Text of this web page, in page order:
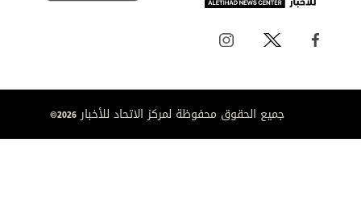
جميع الحقوق محفوظة لمركز الاتحاد للأخبار 2026©